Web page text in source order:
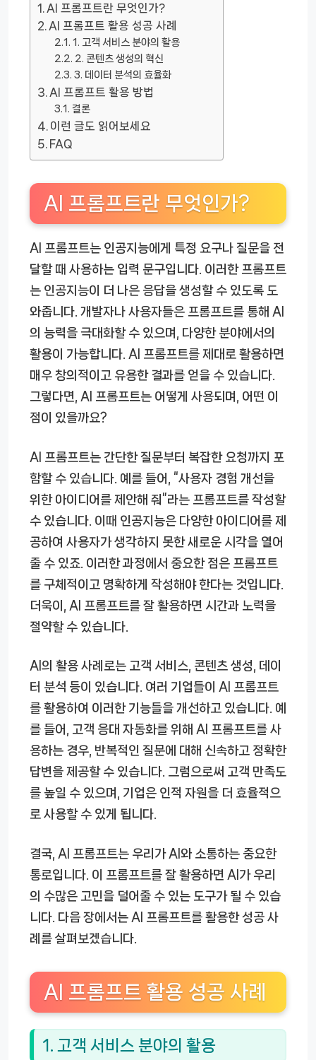
AI 프롬프트란 무엇인가?
AI 프롬프트 활용 성공 사례
1. 고객 서비스 분야의 활용
2. 콘텐츠 생성의 혁신
3. 데이터 분석의 효율화
AI 프롬프트 활용 방법
결론
이런 글도 읽어보세요
FAQ
AI 프롬프트란 무엇인가?
AI 프롬프트는 인공지능에게 특정 요구나 질문을 전
달할 때 사용하는 입력 문구입니다. 이러한 프롬프트
는 인공지능이 더 나은 응답을 생성할 수 있도록 도
와줍니다. 개발자나 사용자들은 프롬프트를 통해 AI
의 능력을 극대화할 수 있으며, 다양한 분야에서의
활용이 가능합니다. AI 프롬프트를 제대로 활용하면
매우 창의적이고 유용한 결과를 얻을 수 있습니다.
그렇다면, AI 프롬프트는 어떻게 사용되며, 어떤 이
점이 있을까요?
AI 프롬프트는 간단한 질문부터 복잡한 요청까지 포
함할 수 있습니다. 예를 들어, “사용자 경험 개선을
위한 아이디어를 제안해 줘”라는 프롬프트를 작성할
수 있습니다. 이때 인공지능은 다양한 아이디어를 제
공하여 사용자가 생각하지 못한 새로운 시각을 열어
줄 수 있죠. 이러한 과정에서 중요한 점은 프롬프트
를 구체적이고 명확하게 작성해야 한다는 것입니다.
더욱이, AI 프롬프트를 잘 활용하면 시간과 노력을
절약할 수 있습니다.
AI의 활용 사례로는 고객 서비스, 콘텐츠 생성, 데이
터 분석 등이 있습니다. 여러 기업들이 AI 프롬프트
를 활용하여 이러한 기능들을 개선하고 있습니다. 예
를 들어, 고객 응대 자동화를 위해 AI 프롬프트를 사
용하는 경우, 반복적인 질문에 대해 신속하고 정확한
답변을 제공할 수 있습니다. 그럼으로써 고객 만족도
를 높일 수 있으며, 기업은 인적 자원을 더 효율적으
로 사용할 수 있게 됩니다.
결국, AI 프롬프트는 우리가 AI와 소통하는 중요한
통로입니다. 이 프롬프트를 잘 활용하면 AI가 우리
의 수많은 고민을 덜어줄 수 있는 도구가 될 수 있습
니다. 다음 장에서는 AI 프롬프트를 활용한 성공 사
례를 살펴보겠습니다.
AI 프롬프트 활용 성공 사례
1. 고객 서비스 분야의 활용